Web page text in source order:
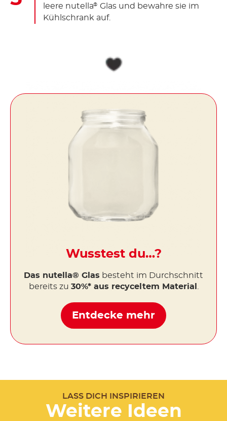
leere nutella® Glas und bewahre sie im
Kühlschrank auf.
Wusstest du…?
Das nutella® Glas besteht im Durchschnitt
bereits zu 30%* aus recyceltem Material
Entdecke mehr
LASS DICH INSPIRIEREN
Weitere Ideen